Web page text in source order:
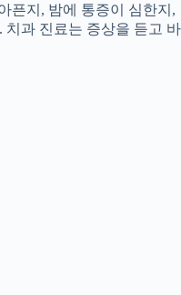
픈지, 밤에 통증이 심한지,
치과 진료는 증상을 듣고 바